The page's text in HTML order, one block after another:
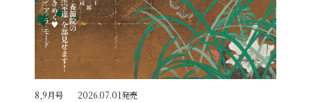
8,9月号 2026.07.01発売